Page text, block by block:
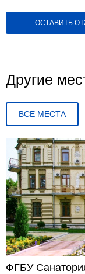
ОСТАВИТЬ
Другие
ВСЕ МЕСТА
ФГБУ